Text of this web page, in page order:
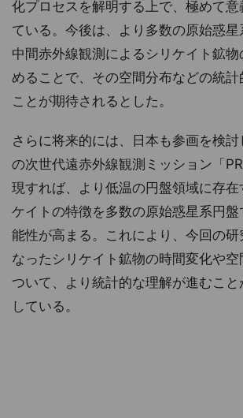
化プロセスを解明する上で、極めて意
ている。今後は、より多数の原始惑
中間赤外線観測によるシリケイト鉱物
めることで、その空間分布などの統
ことが期待されるとした。
さらに将来的には、日本も参画を検
の次世代遠赤外線観測ミッション「
現すれば、より低温の円盤領域に存在
ケイトの特徴を多数の原始惑星系円
能性が高まる。これにより、今回の研
なったシリケイト鉱物の時間変化や
ついて、より統計的な理解が進むこと
している。